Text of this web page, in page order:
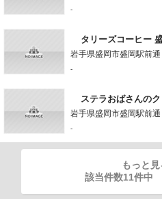
-
タリーズコーヒー
岩手県盛岡市盛岡駅前通
-
ステラおばさんの
岩手県盛岡市盛岡駅前通
-
もっと見
該当件数11件中